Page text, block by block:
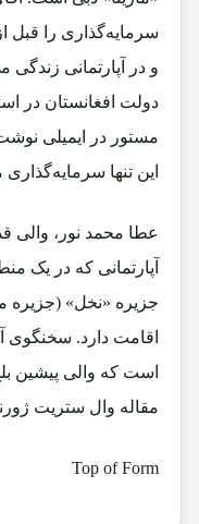
سرمایه‌گذاری را قبل
و در آپارتمانی
دولت افغانستان در
مستور در ایمیلی
این تنها
عطا محمد نور، والی
آپارتمانی که در یک
جزیره «نخل»
اقامت دارد. سخنگوی
است که والی پیشین
مقاله وال ستریت
Top of Form